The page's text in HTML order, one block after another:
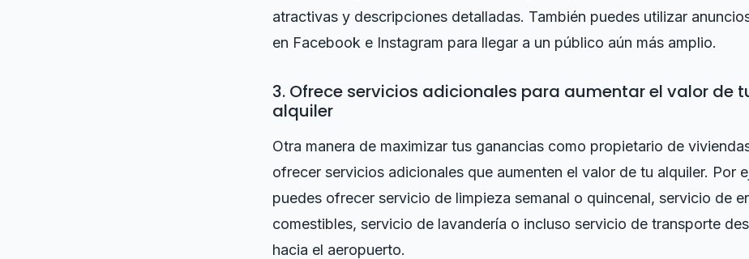
atractivas y descripciones detalladas. También puedes utilizar
en Facebook e Instagram para llegar a un público aún más amplio.
3. Ofrece servicios adicionales para aumentar el valor de
alquiler
Otra manera de maximizar tus ganancias como propietario de
ofrecer servicios adicionales que aumenten el valor de tu alquiler. Por
puedes ofrecer servicio de limpieza semanal o quincenal, servicio de
comestibles, servicio de lavandería o incluso servicio de transporte
hacia el aeropuerto.